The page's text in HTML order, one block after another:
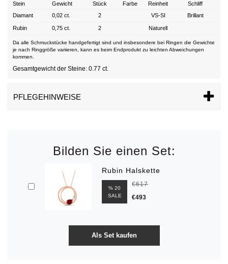
Stein Gewicht Stück Farbe Reinheit
Schliff
Diamant
0,02 ct. 2 VS-SI Brillant
Rubin 0,75 ct. 2 Naturell
Da alle Schmuckstücke handgefertigt sind und insbesondere bei Ringen die Gewichte
je nach Ringgröße variieren, kann es beim Endprodukt zu leichten Abweichungen
kommen.
Gesamtgewicht der Steine: 0.77 ct.
PFLEGEHINWEISE
Bilden Sie einen Set:
Rubin Halskette
% 20
SALE
€617
€493